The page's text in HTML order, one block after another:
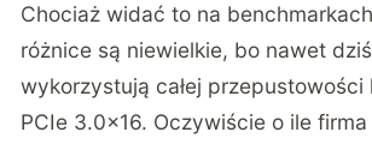
Chociaż widać to na
różnice są niewielkie, bo nawet
wykorzystują całej przepustowości
PCIe 3.0×16. Oczywiście o ile